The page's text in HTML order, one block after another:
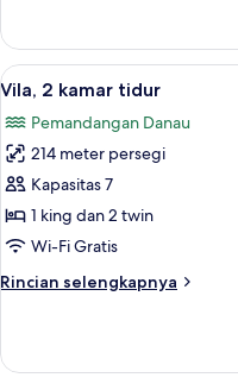
Suite
Eksekutif
Lihat
semua
foto
untuk
Vila,
2
kamar
6
Vila, 2 kamar tidur
Pemandangan Danau
214 meter persegi
Kapasitas 7
1 king dan 2 twin
Wi-Fi Gratis
Rincian selengkapnya
Rincian
Vila,